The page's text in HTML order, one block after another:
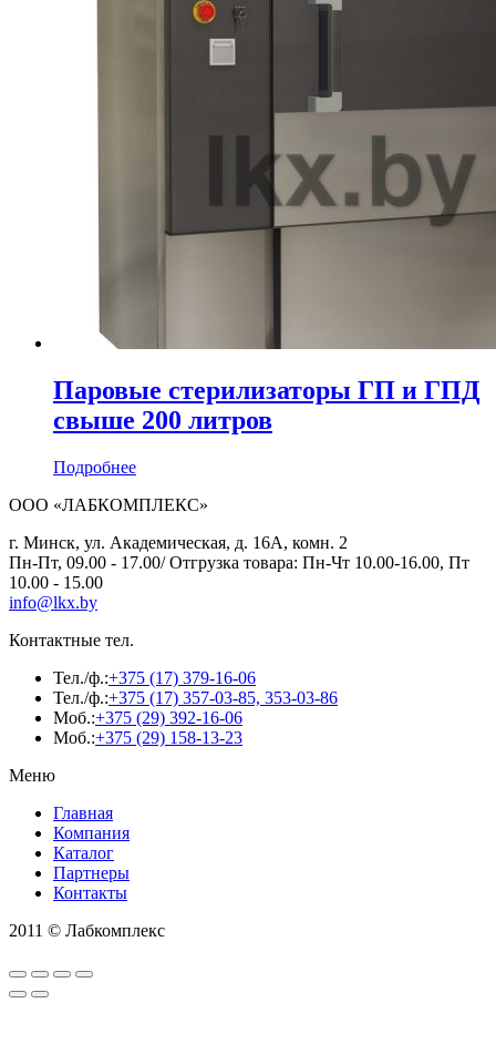
Паровые стерилизаторы ГП и ГПД
свыше 200 литров
Подробнее
ООО «ЛАБКОМПЛЕКС»
г. Минск, ул. Академическая, д. 16А, комн. 2
Пн-Пт, 09.00 - 17.00/ Отгрузка товара: Пн-Чт 10.00-16.00, Пт
10.00 - 15.00
info@lkx.by
Контактные тел.
Тел./ф.:+375 (17) 379-16-06
Тел./ф.:+375 (17) 357-03-85, 353-03-86
Моб.:+375 (29) 392-16-06
Моб.:+375 (29) 158-13-23
Меню
Главная
Компания
Каталог
Партнеры
Контакты
2011 © Лабкомплекс